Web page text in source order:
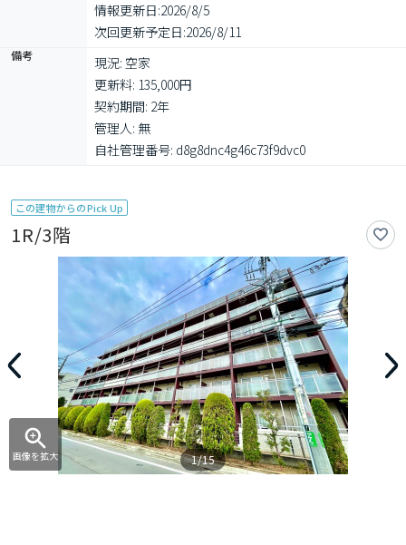
情報更新日:2026/8/5
次回更新予定日:2026/8/11
備考
現況: 空家
更新料: 135,000円
契約期間: 2年
管理人: 無
自社管理番号: d8g8dnc4g46c73f9dvc0
この建物からのPick Up
1R/3階
画像を拡大 1/15